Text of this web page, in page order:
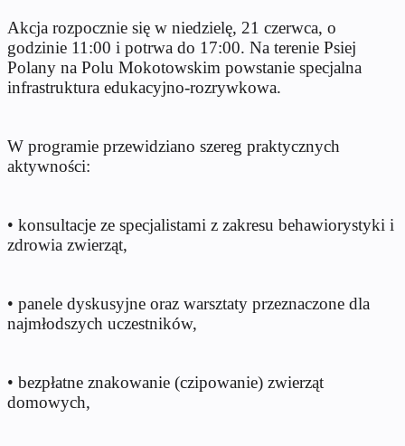
Akcja rozpocznie się w niedzielę, 21 czerwca, o
godzinie 11:00 i potrwa do 17:00. Na terenie Psiej
Polany na Polu Mokotowskim powstanie specjalna
infrastruktura edukacyjno-rozrywkowa.
W programie przewidziano szereg praktycznych
aktywności:
• konsultacje ze specjalistami z zakresu behawiorystyki i
zdrowia zwierząt,
• panele dyskusyjne oraz warsztaty przeznaczone dla
najmłodszych uczestników,
• bezpłatne znakowanie (czipowanie) zwierząt
domowych,